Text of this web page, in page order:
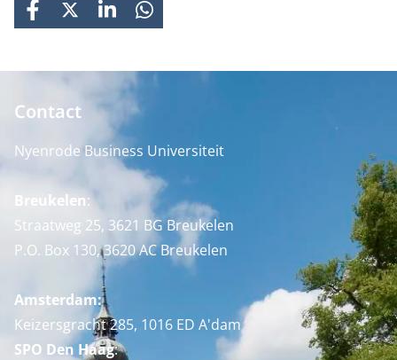
FACEBOOK
X LINKEDINWHATSAPP
Contact
Nyenrode Business Universiteit
Breukelen:
Straatweg 25, 3621 BG Breukelen
P.O. Box 130, 3620 AC Breukelen
Amsterdam:
Keizersgracht 285, 1016 ED A'dam
SPO Den Haag: